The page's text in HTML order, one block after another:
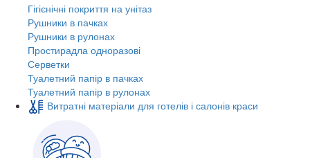
Гігієнічні покриття на унітаз
Рушники в пачках
Рушники в рулонах
Простирадла одноразові
Серветки
Туалетний папір в пачках
Туалетний папір в рулонах
Витратні матеріали для готелів і салонів краси